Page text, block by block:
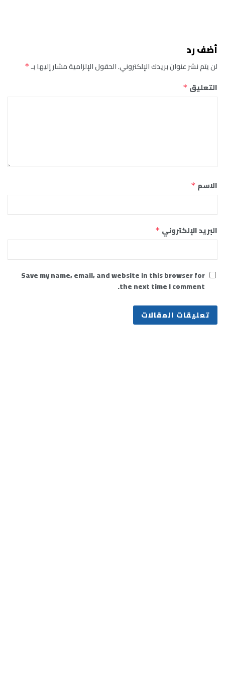
أضف رد
لن يتم نشر عنوان بريدك الإلكتروني.الحقول الإلزامية مشار إليها بـ*
التعليق *
الاسم *
البريد الإلكتروني *
Save my name, email, and website in this browser for
the next time I comment.